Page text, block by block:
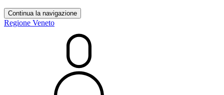
Continua la navigazione
Regione Veneto